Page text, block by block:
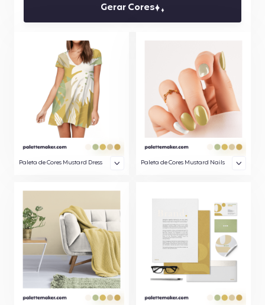
Gerar Cores
Paleta de Cores Mustard Dress Paleta de Cores Mustard Nails